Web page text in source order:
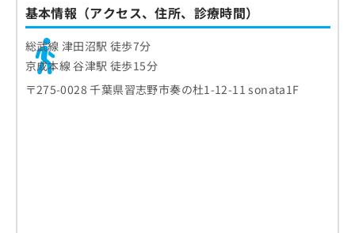
2.空隙歯列（くうげきしれつ）
3.上顎前突（じょうがくぜんとつ）
4.下顎前突（かがくぜんとつ）
5.開咬（かいこう）
矯正歯科治療とは？どんなメリットが
あるの？
美しさと健康の両面を重視
歯科矯正はどんな流れで進むの？
1.予約・受診
矯正歯科治療中のセルフケアポイント
基本情報（アクセス、住所、診療時間）
総武線 津田沼駅 徒歩7分
京成本線 谷津駅 徒歩15分
〒275-0028 千葉県習志野市奏の杜1-12-11 sonata1F